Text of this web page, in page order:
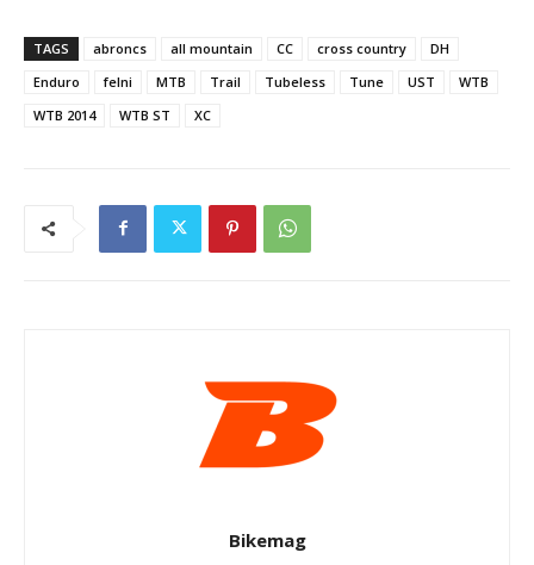
TAGS abroncs all mountain CC cross country
DH
Enduro
felni MTB Trail Tubeless Tune UST
WTB
WTB 2014
WTB ST XC
Bikemag